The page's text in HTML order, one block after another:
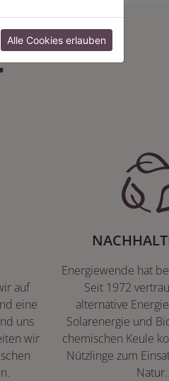
auf
eine
uns
wir
Energiewende hat
Seit 1972
alternative
Solarenergie und
chemischen Keule
Nützlinge zum
Natur.
Alle Cookies erlauben